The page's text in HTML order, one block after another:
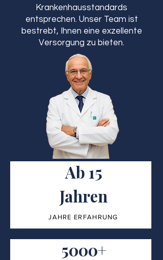
Krankenhausstandards
entsprechen. Unser Team ist
bestrebt, Ihnen eine exzellente
Versorgung zu bieten.
Ab 15
Jahren
JAHRE ERFAHRUNG
5000+